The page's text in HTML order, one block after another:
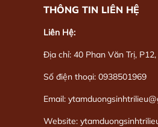
THÔNG TIN LIÊN HỆ
Liên Hệ:
Địa chỉ: 40 Phan Văn Trị,
Số điện thoại: 0938501969
Email:
Website: